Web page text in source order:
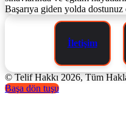
Başarıya giden yolda dostunuz
İletişim
© Telif Hakkı 2026, Tüm
Başa dön tuşu